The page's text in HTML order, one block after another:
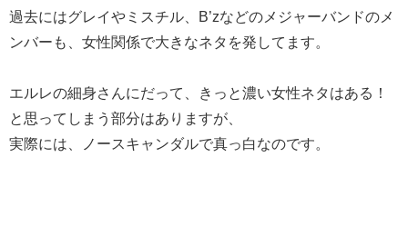
過去にはグレイやミスチル、B’zなどのメジャーバンドのメ
ンバーも、女性関係で大きなネタを発してます。
エルレの細身さんにだって、きっと濃い女性ネタはある！
と思ってしまう部分はありますが、
実際には、ノースキャンダルで真っ白なのです。